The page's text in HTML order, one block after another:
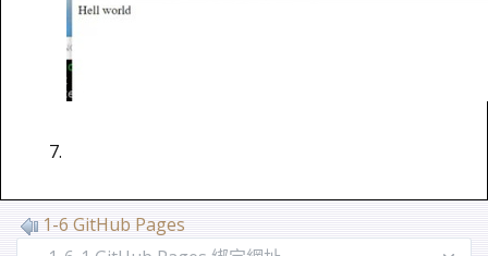
1-6 GitHub Pages